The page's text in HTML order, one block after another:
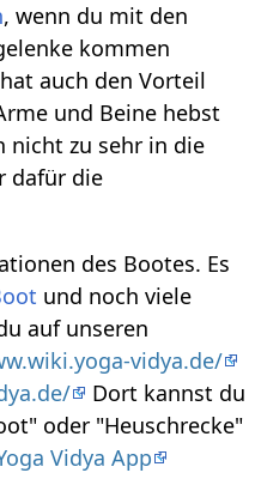
, wenn du mit den
kommen
auch den Vorteil
und Beine hebst
nicht zu sehr in die
dafür die
des Bootes. Es
und noch viele
auf unseren
vidya.de/
Dort kannst du
oder "Heuschrecke"
Vidya App